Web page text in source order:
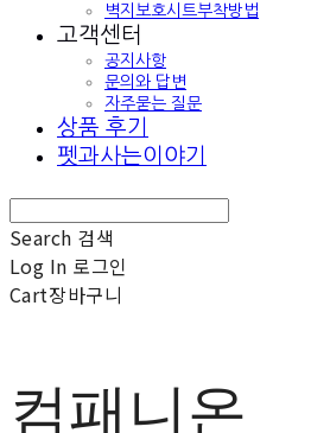
벽지보호시트부착방법
고객센터
공지사항
문의와 답변
자주묻는 질문
상품 후기
펫과사는이야기
Search 검색
Log In 로그인
Cart장바구니
컴패니온